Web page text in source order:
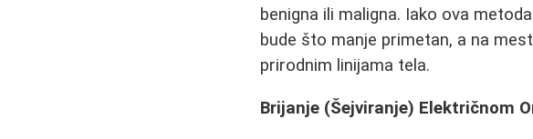
benigna ili maligna. Iako ova
bude što manje primetan, a na
prirodnim linijama tela.
Brijanje (Šejviranje) Električnom